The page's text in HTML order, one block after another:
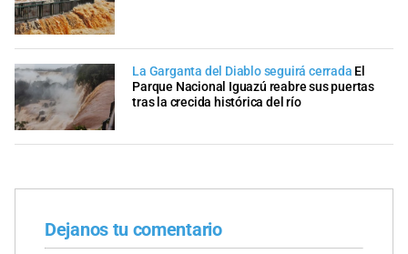
La Garganta del Diablo seguirá cerrada El
Parque Nacional Iguazú reabre sus puertas
tras la crecida histórica del río
Dejanos tu comentario